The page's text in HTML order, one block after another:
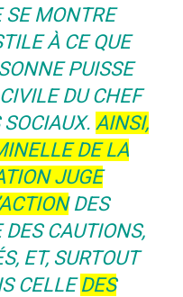
SE MONTRE
À CE QUE
PUISSE
DU CHEF
SOCIAUX. AINSI,
DE LA
JUGE
DES
CAUTIONS,
ET, SURTOUT
CELLEDES